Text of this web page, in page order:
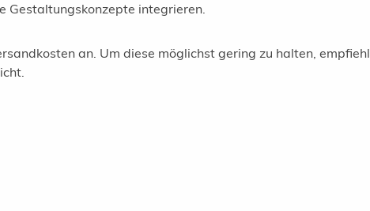
Gestaltungskonzepte integrieren.
an. Um diese möglichst gering zu halten,